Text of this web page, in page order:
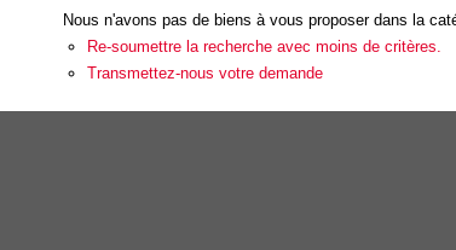
Nous n'avons pas de biens à vous proposer dans la
Re-soumettre la recherche avec moins de critères.
Transmettez-nous votre demande